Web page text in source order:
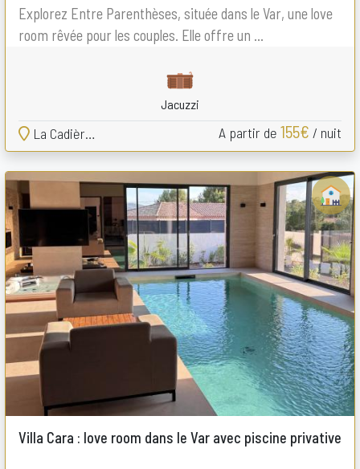
Explorez Entre Parenthèses, située dans le Var, une love
room rêvée pour les couples. Elle offre un ...
Jacuzzi
La Cadière-d'Azur A partir de 155€ / nuit
Villa Cara : love room dans le Var avec piscine privative